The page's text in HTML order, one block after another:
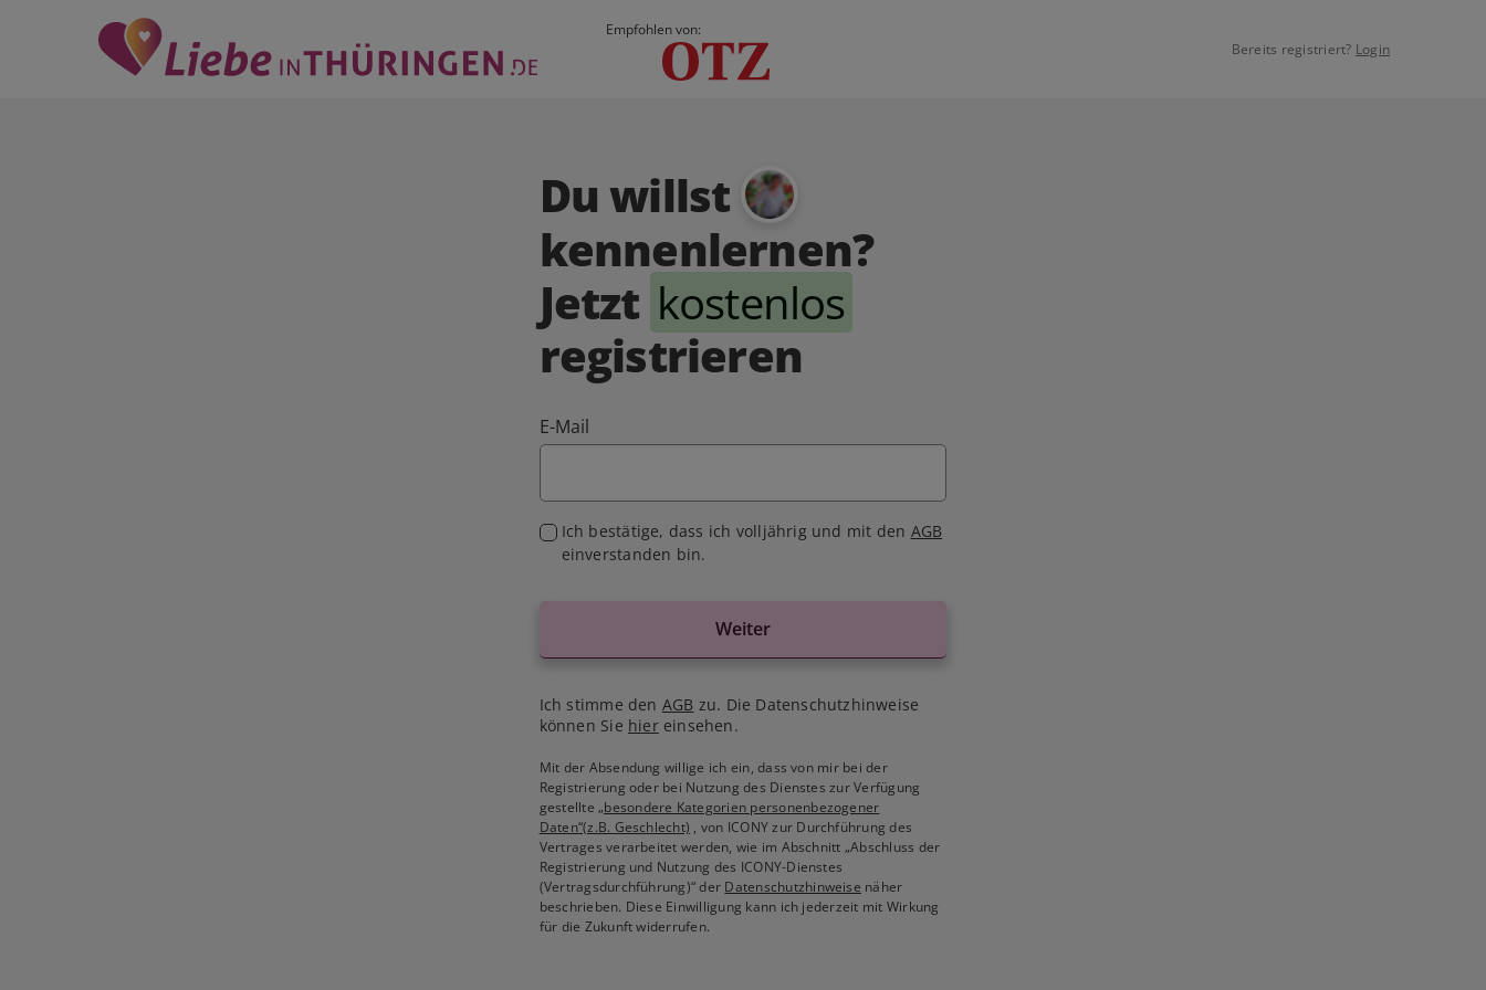
Empfohlen von:
Bereits registriert? Login
Du willst
kennenlernen?
Jetzt kostenlos
registrieren
E-Mail
Ich bestätige, dass ich volljährig und mit den AGB
einverstanden bin.
Weiter
Ich stimme den AGB zu. Die Datenschutzhinweise
können Sie hiereinsehen.
Mit der Absendung willige ich ein, dass von mir bei der
Registrierung oder bei Nutzung des Dienstes zur Verfügung
gestellte„besondere Kategorien personenbezogener
Daten“(z.B. Geschlecht) , von ICONY zur Durchführung des
Vertrages verarbeitet werden, wie im Abschnitt „Abschluss der
Registrierung und Nutzung des ICONY-Dienstes
(Vertragsdurchführung)“ der Datenschutzhinweise näher
beschrieben. Diese Einwilligung kann ich jederzeit mit Wirkung
für die Zukunft widerrufen.